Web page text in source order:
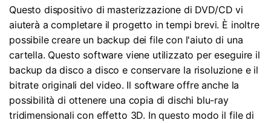
Questo dispositivo di masterizzazione di DVD/CD vi
aiuterà a completare il progetto in tempi brevi. È inoltre
possibile creare un backup dei file con l'aiuto di una
cartella. Questo software viene utilizzato per eseguire il
backup da disco a disco e conservare la risoluzione e il
bitrate originali del video. Il software offre anche la
possibilità di ottenere una copia di dischi blu-ray
tridimensionali con effetto 3D. In questo modo il file di